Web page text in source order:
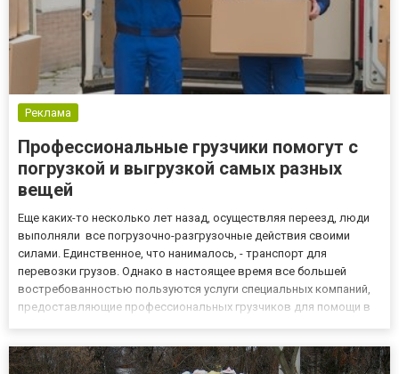
Реклама
Профессиональные грузчики помогут с
погрузкой и выгрузкой самых разных
вещей
Еще каких-то несколько лет назад, осуществляя переезд, люди
выполняли все погрузочно-разгрузочные действия своими
силами. Единственное, что нанималось, - транспорт для
перевозки грузов. Однако в настоящее время все большей
востребованностью пользуются услуги специальных компаний,
предоставляющие профессиональных грузчиков для помощи в
транспортировочные ремни и...